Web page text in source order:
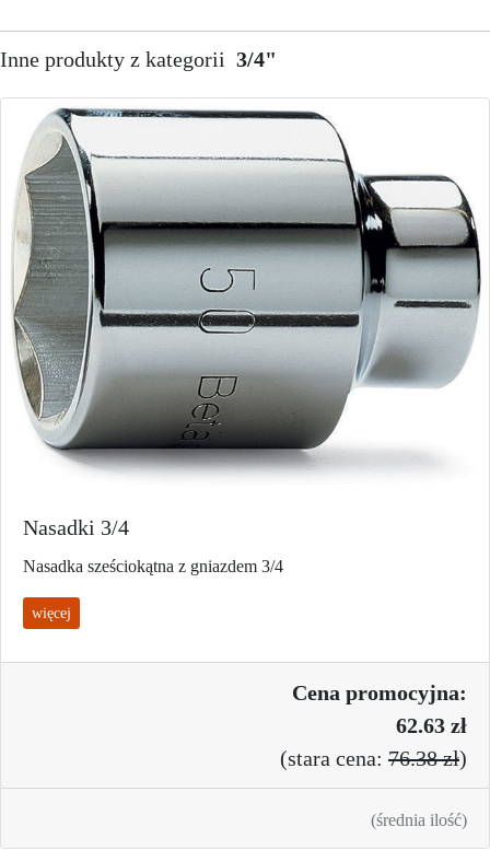
Inne produkty z kategorii 3/4"
Nasadki 3/4
Nasadka sześciokątna z gniazdem 3/4
więcej
Cena promocyjna:
62.63 zł
(stara cena: 76.38 zł)
(średnia ilość)